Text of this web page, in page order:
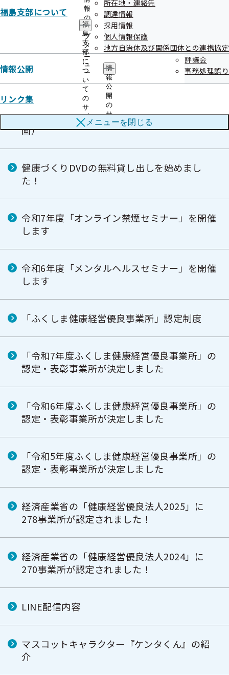
報
の
サ
ブ
メ
ニ
ュ
ー
福島支部について
福
島
支
部
に
つ
い
て
の
サ
ブ
メ
所在地・連絡先
調達情報
採用情報
個人情報保護
地方自治体及び関係団体との連携協定
情報公開
情
報
公
開
の
サ
ブ
メ
ュ
評議会
事務処理誤り
リンク集
メニューを閉じる
健康づくり
今日から始める健康事業所宣言
出前講座について
福島支部 保健事業実施計画（データヘルス計
画）
健康づくりDVDの無料貸し出しを始めまし
た！
令和7年度「オンライン禁煙セミナー」を開催
します
令和6年度「メンタルヘルスセミナー」を開催
します
「ふくしま健康経営優良事業所」認定制度
「令和7年度ふくしま健康経営優良事業所」の
認定・表彰事業所が決定しました
「令和6年度ふくしま健康経営優良事業所」の
認定・表彰事業所が決定しました
「令和5年度ふくしま健康経営優良事業所」の
認定・表彰事業所が決定しました
経済産業省の「健康経営優良法人2025」に
278事業所が認定されました！
経済産業省の「健康経営優良法人2024」に
270事業所が認定されました！
LINE配信内容
マスコットキャラクター『ケンタくん』の紹
介